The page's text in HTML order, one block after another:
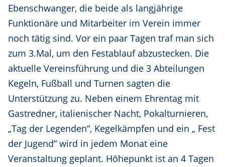
Ebenschwanger, die beide als langjährige
Funktionäre und Mitarbeiter im Verein immer
noch tätig sind. Vor ein paar Tagen traf man sich
zum 3.Mal, um den Festablauf abzustecken. Die
aktuelle Vereinsführung und die 3 Abteilungen
Kegeln, Fußball und Turnen sagten die
Unterstützung zu. Neben einem Ehrentag mit
Gastredner, italienischer Nacht, Pokalturnieren,
„Tag der Legenden“, Kegelkämpfen und ein „ Fest
der Jugend“ wird in jedem Monat eine
Veranstaltung geplant. Höhepunkt ist an 4 Tagen